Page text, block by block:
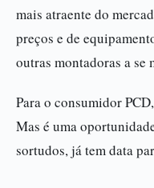
mais atraente do
preços e de
outras montadoras a se
Para o consumidor
Mas é uma
sortudos, já tem data